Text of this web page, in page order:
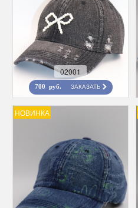
02001
700 руб. ЗАКАЗАТЬ
НОВИНКА